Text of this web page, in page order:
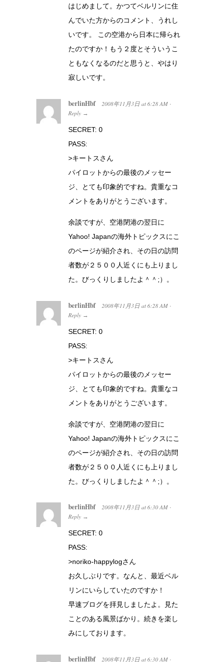
はじめまして。かつてベルリンに住
んでいた方からのコメント、うれし
いです。 この空港から日本に帰られ
たのですか！もう２度とそういうこ
ともなくなるのだと思うと、やはり
寂しいです。
berlinHbf 2008年11月3日 at 6:28 AM ·
Reply →
SECRET: 0
PASS:
>キートスさん
パイロットからの最後のメッセー
ジ、とても印象的ですね。貴重なコ
メントをありがとうございます。
余談ですが、空港閉港の翌日に
Yahoo! Japanの海外トピックスにこ
のページが紹介され、その日の訪問
者数が２５００人近くにも上りまし
た。びっくりしましたよ＾＾;）。
berlinHbf 2008年11月3日 at 6:28 AM ·
Reply →
SECRET: 0
PASS:
>キートスさん
パイロットからの最後のメッセー
ジ、とても印象的ですね。貴重なコ
メントをありがとうございます。
余談ですが、空港閉港の翌日に
Yahoo! Japanの海外トピックスにこ
のページが紹介され、その日の訪問
者数が２５００人近くにも上りまし
た。びっくりしましたよ＾＾;）。
berlinHbf 2008年11月3日 at 6:30 AM ·
Reply →
SECRET: 0
PASS:
>noriko-happylogさん
お久しぶりです。なんと、最近ベル
リンにいらしていたのですか！
早速ブログを拝見しましたよ。見た
ことのある風景ばかり。続きを楽し
みにしております。
berlinHbf 2008年11月3日 at 6:30 AM ·